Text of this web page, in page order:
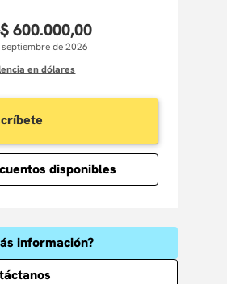
$ 600.000,00
de 2026
en dólares
disponibles
información?